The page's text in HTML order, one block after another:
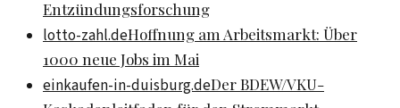
Entzündungsforschung
lotto-zahl.deHoffnung am Arbeitsmarkt: Über
1000 neue Jobs im Mai
einkaufen-in-duisburg.deDer BDEW/VKU-